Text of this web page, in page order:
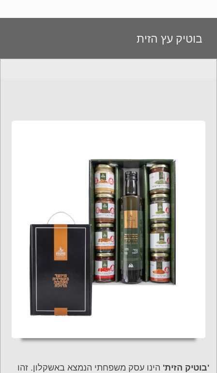
בוטיק עץ הזית
'בוטיק הזית' הינו עסק משפחתי הנמצא באשקלון. זהו